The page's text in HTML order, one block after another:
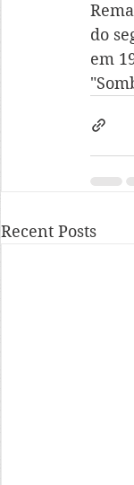
do
em
Recent Posts